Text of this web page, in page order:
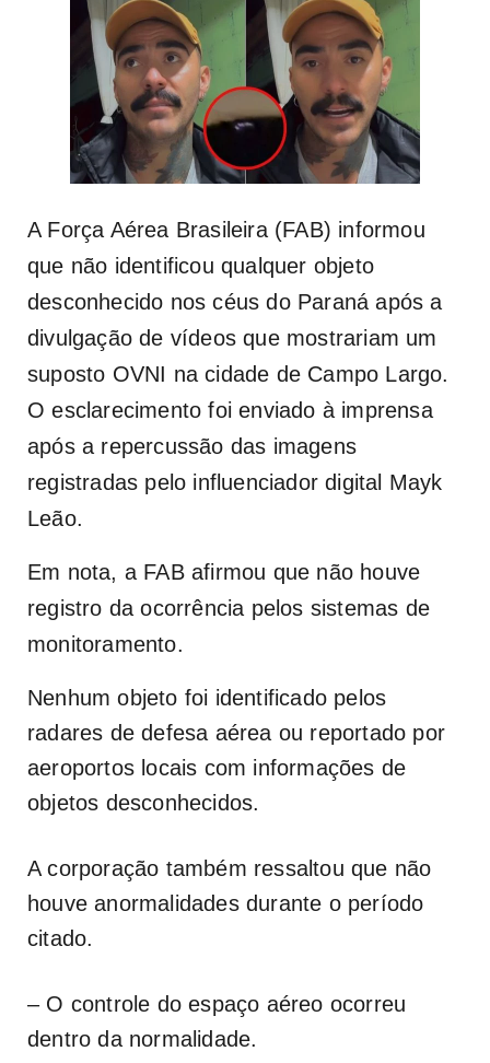
A Força Aérea Brasileira (FAB) informou
que não identificou qualquer objeto
desconhecido nos céus do Paraná após a
divulgação de vídeos que mostrariam um
suposto OVNI na cidade de Campo Largo.
O esclarecimento foi enviado à imprensa
após a repercussão das imagens
registradas pelo influenciador digital Mayk
Leão.
Em nota, a FAB afirmou que não houve
registro da ocorrência pelos sistemas de
monitoramento.
Nenhum objeto foi identificado pelos
radares de defesa aérea ou reportado por
aeroportos locais com informações de
objetos desconhecidos.
A corporação também ressaltou que não
houve anormalidades durante o período
citado.
– O controle do espaço aéreo ocorreu
dentro da normalidade.